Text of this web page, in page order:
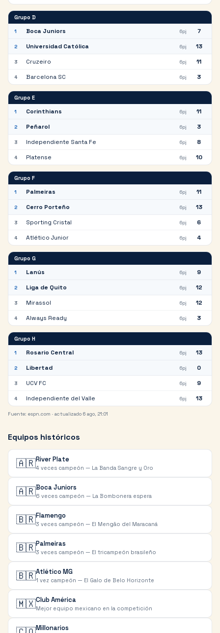
Grupo D
1 Boca Juniors 6pj 7
2 Universidad Católica 6pj 13
3 Cruzeiro 6pj 11
4 Barcelona SC 6pj 3
Grupo E
1 Corinthians 6pj 11
2 Peñarol 6pj 3
3 Independiente Santa Fe 6pj 8
4 Platense 6pj 10
Grupo F
1 Palmeiras 6pj 11
2 Cerro Porteño 6pj 13
3 Sporting Cristal 6pj 6
4 Atlético Junior 6pj 4
Grupo G
1 Lanús 6pj 9
2 Liga de Quito 6pj 12
3 Mirassol 6pj 12
4 Always Ready 6pj 3
Grupo H
1 Rosario Central 6pj 13
2 Libertad 6pj 0
3 UCV FC 6pj 9
4 Independiente del Valle 6pj 13
Fuente: espn.com · actualizado 6 ago, 21:01
Equipos históricos
🇦🇷River Plate
4 veces campeón — La Banda Sangre y Oro
🇦🇷Boca Juniors
6 veces campeón — La Bombonera espera
🇧🇷Flamengo
3 veces campeón — El Mengão del Maracaná
🇧🇷Palmeiras
3 veces campeón — El tricampeón brasileño
🇧🇷Atlético MG
1 vez campeón — El Galo de Belo Horizonte
🇲🇽Club América
Mejor equipo mexicano en la competición
Millonarios